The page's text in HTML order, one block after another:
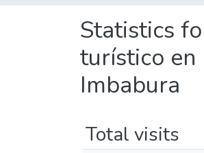
Statistics
turístico en
Imbabura
Total visits